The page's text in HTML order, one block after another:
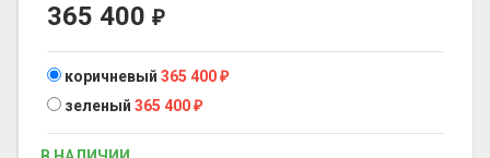
365 400 ₽
коричневый 365 400₽
зеленый 365 400₽